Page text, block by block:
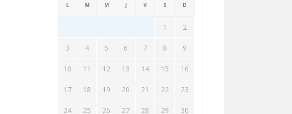
L M M J V S D
1 2
3 4 5 6 7 8 9
10 11 12 13 14 15 16
17 18 19 20 21 22 23
24 25 26 27 28 29 30